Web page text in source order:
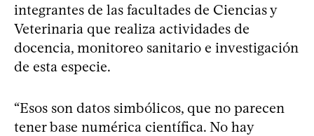
integrantes de las facultades de Ciencias y
Veterinaria que realiza actividades de
docencia, monitoreo sanitario e investigación
de esta especie.
“Esos son datos simbólicos, que no parecen
tener base numérica científica. No hay